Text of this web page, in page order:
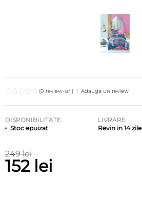
(0 review-uri) | Adauga un review
DISPONIBILITATE
Stoc epuizat
LIVRARE
Revin in 14 zile
249 lei
152 lei